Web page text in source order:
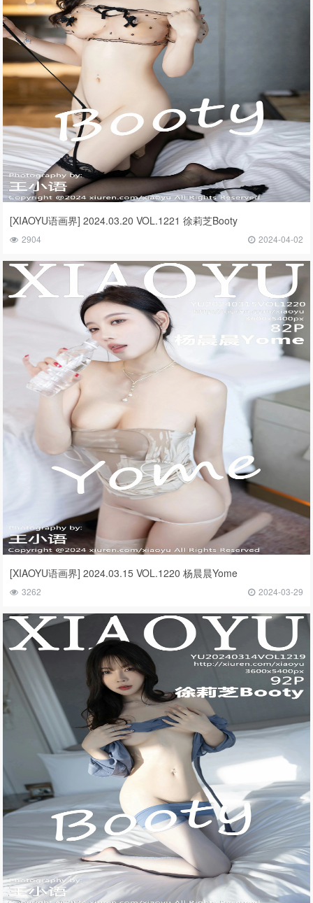
[XIAOYU语画界] 2024.03.20 VOL.1221 徐莉芝Booty
2904 2024-04-02
[XIAOYU语画界] 2024.03.15 VOL.1220 杨晨晨Yome
3262 2024-03-29